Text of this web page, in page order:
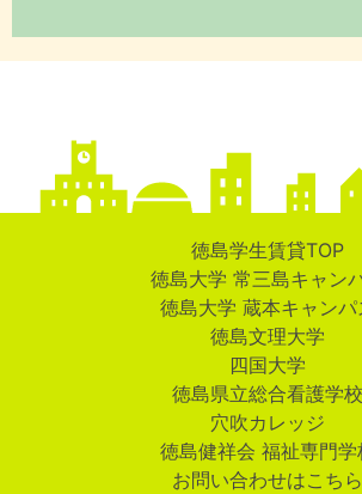
徳島学生賃貸TOP
徳島大学 常三島キャン
徳島大学 蔵本キャンパ
徳島文理大学
四国大学
徳島県立総合看護学校
穴吹カレッジ
徳島健祥会 福祉専門学
お問い合わせはこちら